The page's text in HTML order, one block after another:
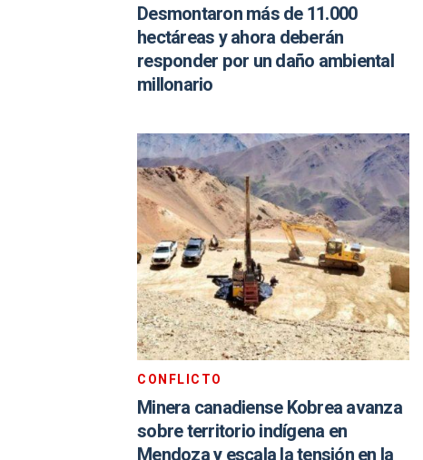
Desmontaron más de 11.000
hectáreas y ahora deberán
responder por un daño ambiental
millonario
CONFLICTO
Minera canadiense Kobrea avanza
sobre territorio indígena en